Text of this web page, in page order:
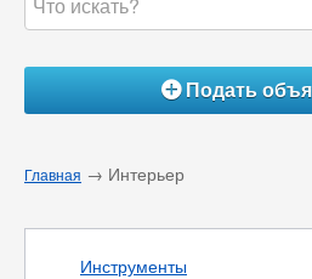
ÁПодать
Главная → Интерьер
Инструменты